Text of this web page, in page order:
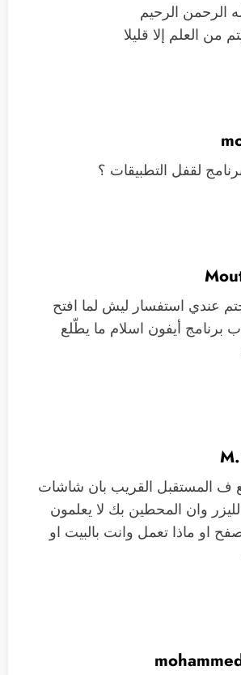
الرحمن الرحيم
من العلم إلا قليلا
لقفل التطبيقات ؟
عندي استفسار ليش لما افتح
ب برنامج أيفون اسلام ما يطّلع
ف المستقبل القريب بان شاشات
وان المحطين بك لا يعلمون
او ماذا تعمل وانت بالبيت او